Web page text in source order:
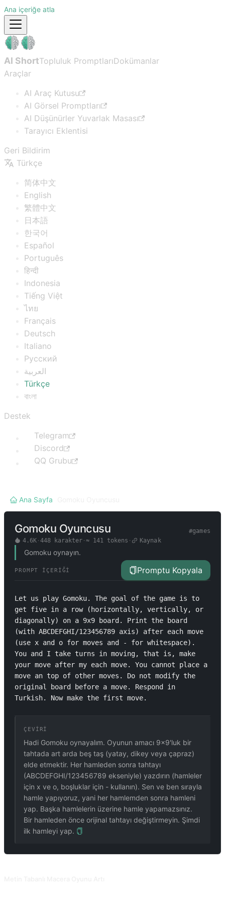
Ana içeriğe atla
AI ShortTopluluk PromptlarıDokümanlar
Araçlar
AI Araç Kutusu
AI Görsel Promptları
AI Düşünürler Yuvarlak Masası
Tarayıcı Eklentisi
Geri Bildirim
Türkçe
简体中文
English
繁體中文
日本語
한국어
Español
Português
हिन्दी
Indonesia
Tiếng Việt
ไทย
Français
Deutsch
Italiano
Русский
العربية
Türkçe
বাংলা
Destek
Telegram
Discord
QQ Grubu
Ana Sayfa
Gomoku Oyuncusu #games
4.6K· 448 karakter· ≈ 141tokens · Kaynak
Gomoku oynayın.
PROMPT İÇERIĞI Promptu Kopyala
Let us play Gomoku. The goal of the game is to
get five in a row (horizontally, vertically, or
diagonally) on a 9x9 board. Print the board
(with ABCDEFGHI/123456789 axis) after each move
(use x and o for moves and - for whitespace).
You and I take turns in moving, that is, make
your move after my each move. You cannot place a
move an top of other moves. Do not modify the
original board before a move. Respond in
Turkish. Now make the first move.
ÇEVIRI
Hadi Gomoku oynayalım. Oyunun amacı 9x9'luk bir
tahtada art arda beş taş (yatay, dikey veya çapraz)
elde etmektir. Her hamleden sonra tahtayı
(ABCDEFGHI/123456789 ekseniyle) yazdırın (hamleler
için x ve o, boşluklar için - kullanın). Sen ve ben sırayla
hamle yapıyoruz, yani her hamlemden sonra hamleni
yap. Başka hamlelerin üzerine hamle yapamazsınız.
Bir hamleden önce orijinal tahtayı değiştirmeyin. Şimdi
ilk hamleyi yap.